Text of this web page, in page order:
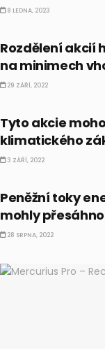
8 LEDNA, 2023
Rozdělení akcií
na minimech
29 ZÁŘÍ, 2022
Tyto akcie
klimatického
3 ZÁŘÍ, 2022
Peněžní toky
mohly
28 SRPNA, 2022